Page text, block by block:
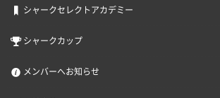
シャークセレクトアカデミー
シャークカップ
メンバーへお知らせ